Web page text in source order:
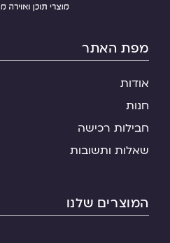
מפת האתר
אודות
חנות
חבילות רכישה
שאלות ותשובות
המוצרים שלנו